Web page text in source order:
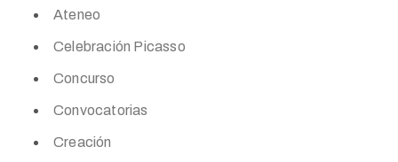
Ateneo
Celebración Picasso
Concurso
Convocatorias
Creación